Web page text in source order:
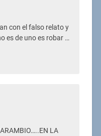
con el falso relato y
es de uno es robar …
LA